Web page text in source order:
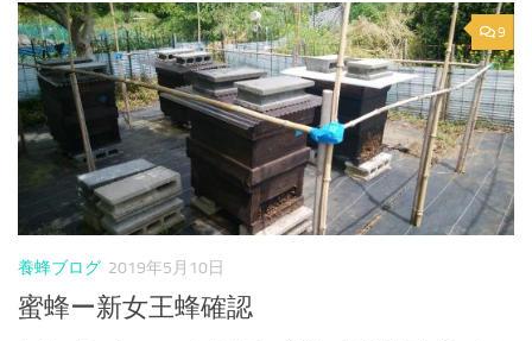
9
養蜂ブログ 2019年5月10日
蜜蜂ー新女王蜂確認